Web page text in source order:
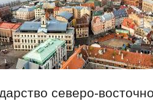
северо-